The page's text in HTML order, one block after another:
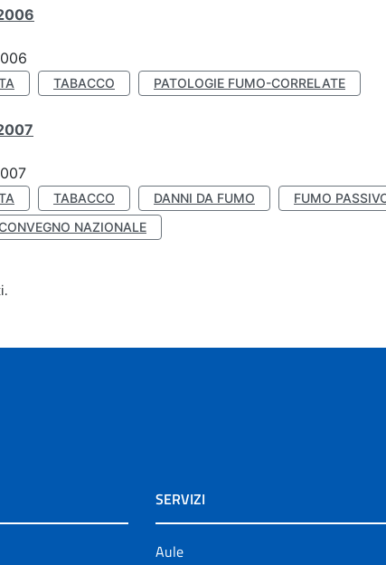
TABACCO PATOLOGIE FUMO-CORRELATE
TABACCO DANNI DA FUMO
FUMO
NAZIONALE
SERVIZI
Aule